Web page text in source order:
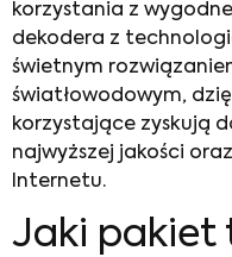
korzystania z
dekodera z
świetnym
światłowodowym,
korzystające zyskują
najwyższej jakości
Internetu.
Jaki pakiet